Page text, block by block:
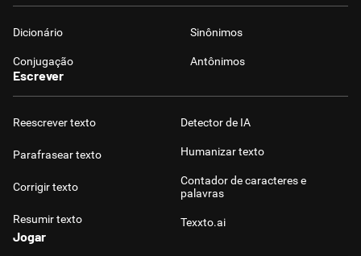
Dicionário Sinônimos
Conjugação Antônimos
Escrever
Reescrever texto
Parafrasear texto
Corrigir texto
Resumir texto
Detector de IA
Humanizar texto
Contador de caracteres e
palavras
Texxto.ai
Jogar